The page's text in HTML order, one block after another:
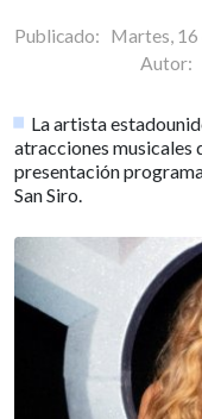
Publicado: Martes, 16
Autor:
La artista
atracciones musicales
presentación
San Siro.